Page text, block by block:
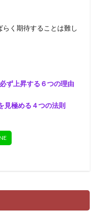
く期待することは難し
ず上昇する６つの理由
見極める４つの法則